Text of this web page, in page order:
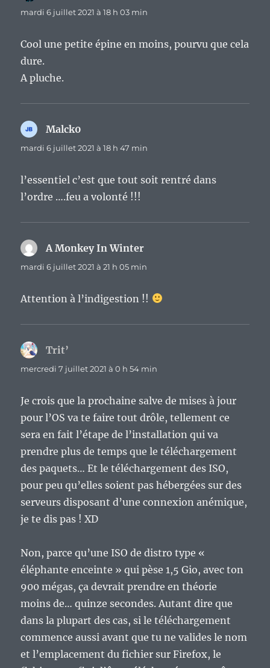
mardi 6 juillet 2021 à 18 h 03 min
Cool une petite épine en moins, pourvu que cela
dure.
A pluche.
Malck0
mardi 6 juillet 2021 à 18 h 47 min
l’essentiel c’est que tout soit rentré dans
l’ordre ….feu a volonté !!!
A Monkey In Winter
mardi 6 juillet 2021 à 21 h 05 min
Attention à l’indigestion !!
Trit’
mercredi 7 juillet 2021 à 0 h 54 min
Je crois que la prochaine salve de mises à jour
pour l’OS va te faire tout drôle, tellement ce
sera en fait l’étape de l’installation qui va
prendre plus de temps que le téléchargement
des paquets… Et le téléchargement des ISO,
pour peu qu’elles soient pas hébergées sur des
serveurs disposant d’une connexion anémique,
je te dis pas ! XD
Non, parce qu’une ISO de distro type «
éléphante enceinte » qui pèse 1,5 Gio, avec ton
900 mégas, ça devrait prendre en théorie
moins de… quinze secondes. Autant dire que
dans la plupart des cas, si le téléchargement
commence aussi avant que tu ne valides le nom
et l’emplacement du fichier sur Firefox, le